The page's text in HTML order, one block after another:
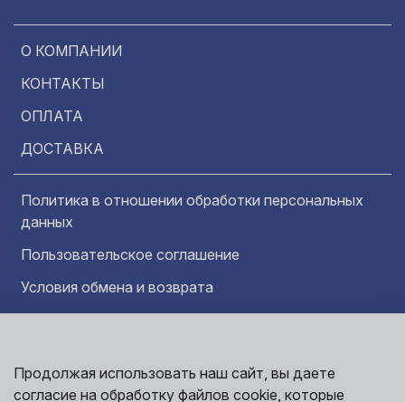
О КОМПАНИИ
КОНТАКТЫ
ОПЛАТА
ДОСТАВКА
Политика в отношении обработки персональных
данных
Пользовательское соглашение
Условия обмена и возврата
Информация представленная на сайте
носит исключительно ознакомительный
Продолжая использовать наш сайт, вы даете
согласие на обработку файлов cookie, которые
обработки